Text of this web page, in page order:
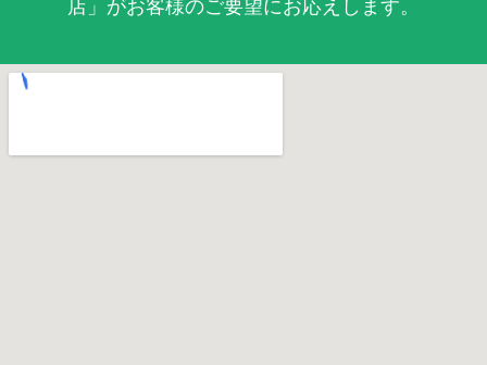
店」がお客様のご要望にお応えします。